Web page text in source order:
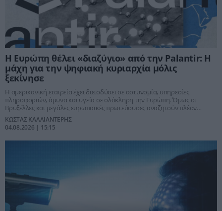
Η Ευρώπη θέλει «διαζύγιο» από την Palantir: Η
μάχη για την ψηφιακή κυριαρχία μόλις
ξεκίνησε
Η αμερικανική εταιρεία έχει διεισδύσει σε αστυνομία, υπηρεσίες
πληροφοριών, άμυνα και υγεία σε ολόκληρη την Ευρώπη. Όμως οι
Βρυξέλλες και μεγάλες ευρωπαϊκές πρωτεύουσες αναζητούν πλέον
εγχώριες λύσεις, φοβούμενες στρατηγική εξάρτηση από αμερικανική
τεχνολογία.
ΚΩΣΤΑΣ ΚΑΛΛΙΑΝΤΕΡΗΣ
04.08.2026 | 15:15